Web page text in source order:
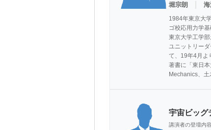
堀宗朗
1984年東京大
ゴ校応用力学
東京大学工学
ユニットリー
て、19年4月よ
著書に「東日
Mechanics、土
宇宙ビッグ
講演者の登壇内